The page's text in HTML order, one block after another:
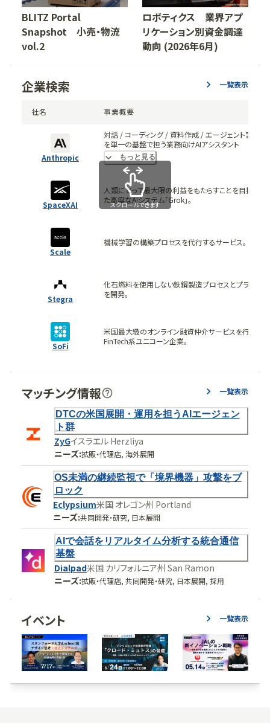
BLITZ Portal
Snapshot 小売・物流
vol.2
ロボティクス 業界アプ
リケーション別資金調達
動向 (2026年6月)
企業検索 一覧表示
社名 事業概要
Anthropic
対話 / コーディング / 資料作成 / エージェント実行
を単一の基盤で担う業務向けAIアシスタント
「Claude」。もっと見る
SpaceXAI
人類にとって最大限の利益をもたらすことを目指し
た高度なAIシステム「Grok」。
Scale
機械学習の構築プロセスを代行するサービス。
Stegra
化石燃料を使用しない鉄鋼製造プロセスとプラント
を開発。
SoFi
米国最大級のオンライン融資仲介サービスを行う
FinTech系ユニコーン企業。
スクロールできます
マッチング情報 一覧表示
DTCの米国展開・運用を担うAIエージェン
ト群
ZyGイスラエル Herzliya
ニーズ:拡販・代理店, 海外展開
OS未満の継続監視で「境界機器」攻撃をブ
ロック
Eclypsium米国 オレゴン州 Portland
ニーズ:共同開発・研究, 日本展開
AIで会話をリアルタイム分析する統合通信
基盤
Dialpad米国 カリフォルニア州 San Ramon
ニーズ:拡販・代理店, 共同開発・研究, 日本展開, 採用
イベント 一覧表示